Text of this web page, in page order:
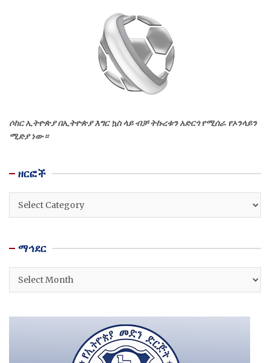
ሶከር ኢትዮጵያ በኢትዮጵያ እግር ኳስ ላይ ብቻ ትኩረቱን አድርጎ የሚሰራ የኦንላይን
ሚድያ ነው።
ዘርፎች
ዘርፎች
ማኅደር
ማኅደር